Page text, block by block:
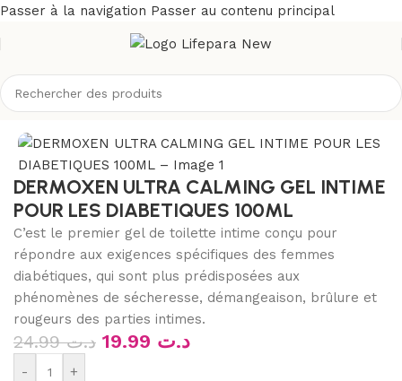
Passer à la navigation Passer au contenu principal
Accueil/Boutique/Hygiène/Hygiène intime/Toilette intime
DERMOXEN ULTRA CALMING GEL INTIME
POUR LES DIABETIQUES 100ML
C’est le premier gel de toilette intime conçu pour
répondre aux exigences spécifiques des femmes
diabétiques, qui sont plus prédisposées aux
phénomènes de sécheresse, démangeaison, brûlure et
rougeurs des parties intimes.
د.ت24.99 د.ت
- +